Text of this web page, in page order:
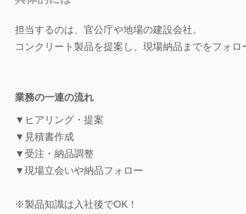
担当するのは、官公庁や地場の建設会社。
コンクリート製品を提案し、現場納品までをフォロ
業務の一連の流れ
▼ヒアリング・提案
▼見積書作成
▼受注・納品調整
▼現場立会いや納品フォロー
※製品知識は入社後でOK！